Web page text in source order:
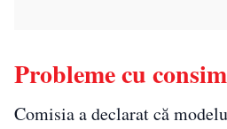
Probleme cu
Comisia a declarat că